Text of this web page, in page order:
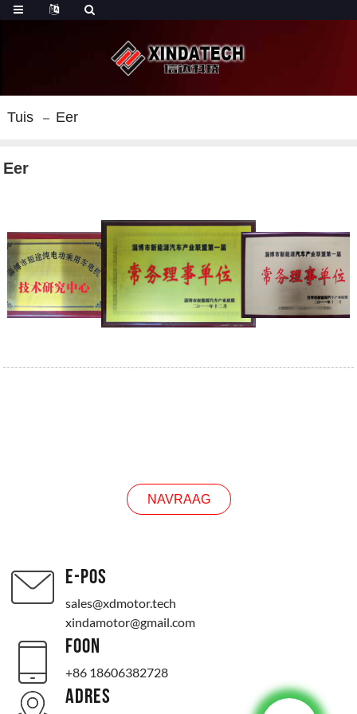
Tuis Eer
Eer
NAVRAAG
E-POS
sales@xdmotor.tech
xindamotor@gmail.com
FOON
+86 18606382728
ADRES